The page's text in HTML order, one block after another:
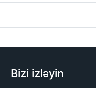
Bizi izləyin